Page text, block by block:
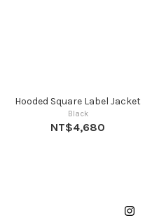
Hooded Square Label Jacket
Black
NT$4,680